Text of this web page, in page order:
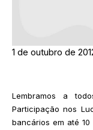
1 de outubro de
Lembramos a
Participação nos
bancários em até